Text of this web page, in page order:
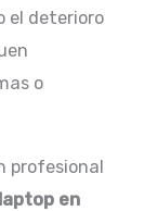
el deterioro
o
profesional
en